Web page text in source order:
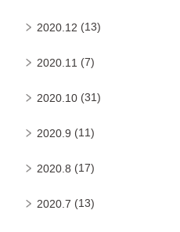
2020.12 (13)
2020.11 (7)
2020.10 (31)
2020.9 (11)
2020.8 (17)
2020.7 (13)